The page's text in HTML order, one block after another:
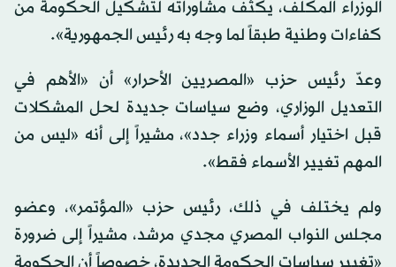
الوزراء المكلف، يكثف مشاوراته لتشكيل الحكومة من
كفاءات وطنية طبقاً لما وجه به رئيس الجمهورية».
وعدّ رئيس حزب «المصريين الأحرار» أن «الأهم في
التعديل الوزاري، وضع سياسات جديدة لحل المشكلات
قبل اختيار أسماء وزراء جدد»، مشيراً إلى أنه «ليس من
المهم تغيير الأسماء فقط».
ولم يختلف في ذلك، رئيس حزب «المؤتمر»، وعضو
مجلس النواب المصري مجدي مرشد، مشيراً إلى ضرورة
«تغيير سياسات الحكومة الجديدة، خصوصاً أن الحكومة